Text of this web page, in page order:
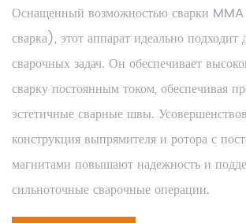
Оснащенный возможностью сварки MMA
сварка), этот аппарат идеально подходит
сварочных задач. Он обеспечивает
сварку постоянным током, обеспечивая
эстетичные сварные швы.
конструкция выпрямителя и ротора с
магнитами повышают надежность и
сильноточные сварочные операции.